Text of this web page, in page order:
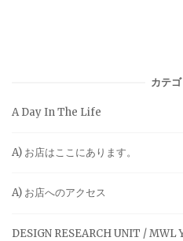
カテ
A Day In The Life
A) お店はここにあります。
A) お店へのアクセス
DESIGN RESEARCH UNIT / MWL